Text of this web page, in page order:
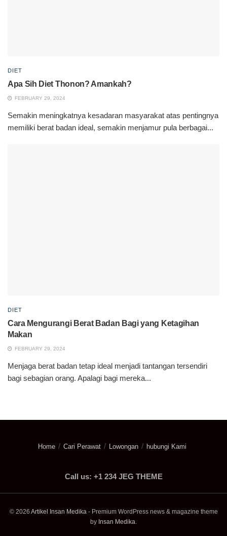
DIET
Apa Sih Diet Thonon? Amankah?
FEBRUARY 29, 2024
Semakin meningkatnya kesadaran masyarakat atas pentingnya
memiliki berat badan ideal, semakin menjamur pula berbagai...
DIET
Cara Mengurangi Berat Badan Bagi yang Ketagihan
Makan
FEBRUARY 29, 2024
Menjaga berat badan tetap ideal menjadi tantangan tersendiri
bagi sebagian orang. Apalagi bagi mereka...
Home Cari Perawat Lowongan hubungi Kami
Call us: +1 234 JEG THEME
© 2026 Artikel Insan Medika- Premium WordPress news & magazine theme
by Insan Medika.